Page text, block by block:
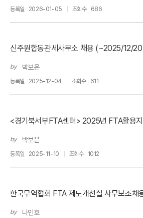
등록일 2026-01-05 조회수 686
신주원합동관세사무소 채용 (~2025/12/
by 박보은
등록일 2025-12-04 조회수 611
<경기북서부FTA센터> 2025년 FTA활용
by 박보은
등록일 2025-11-10 조회수 1012
한국무역협회 FTA 제도개선실 사무보조채
by 나인호